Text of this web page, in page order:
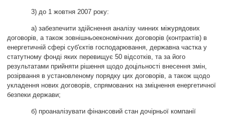
3) до 1 жовтня 2007 року:
а) забезпечити здійснення аналізу чинних міжурядових
договорів, а також зовнішньоекономічних договорів (контрактів) в
енергетичній сфері суб'єктів господарювання, державна частка у
статутному фонді яких перевищує 50 відсотків, та за його
результатами прийняти рішення щодо доцільності внесення змін,
розірвання в установленому порядку цих договорів, а також щодо
укладення нових договорів, спрямованих на зміцнення енергетичної
безпеки держави;
б) проаналізувати фінансовий стан дочірньої компанії